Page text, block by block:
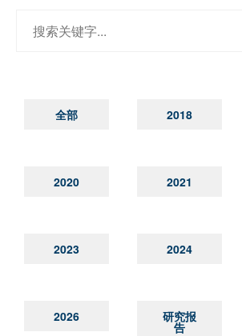
全部 2018
2020 2021
2023 2024
2026 研究报
告